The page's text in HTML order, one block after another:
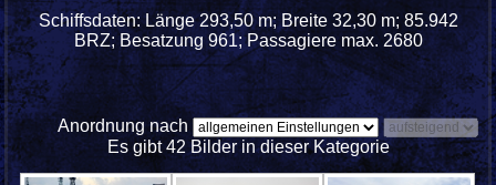
Schiffsdaten: Länge 293,50 m; Breite 32,30 m; 85.942
BRZ; Besatzung 961; Passagiere max. 2680
Anordnung nach
Es gibt 42 Bilder in dieser Kategorie